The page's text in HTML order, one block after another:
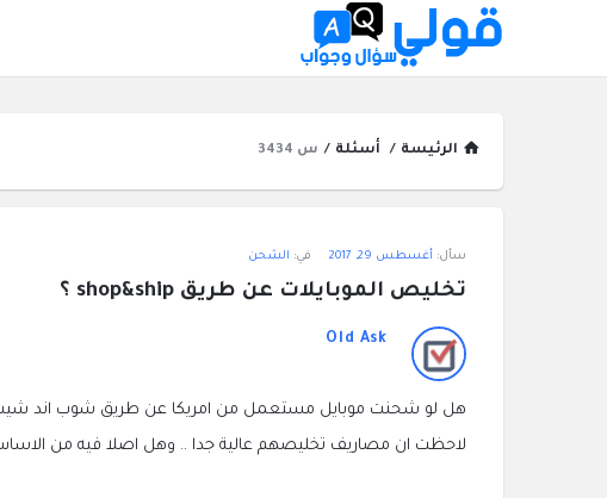
الرئيسة / أسئلة / س 3434
سؤال
وجواب
الاحدث
أسئلة
سأل: أغسطس 29, 2017 في: الشحن
تخليص الموبايلات عن طريق shop&ship ؟
Old Ask
هل لو شحنت موبايل مستعمل من امريكا عن طريق شوب اند
لاحظت ان مصاريف تخليصهم عالية جدا .. وهل اصلا فيه من